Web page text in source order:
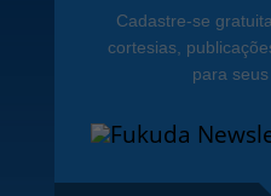
Cadastre-se
cortesias,
para seus